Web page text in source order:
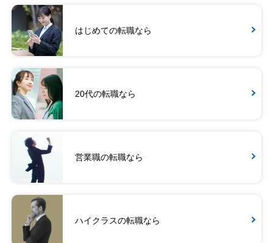
はじめての転職なら
20代の転職なら
営業職の転職なら
ハイクラスの転職なら